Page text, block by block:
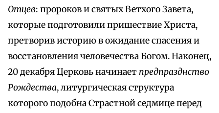
Отцев: пророков и святых Ветхого Завета,
которые подготовили пришествие Христа,
претворив историю в ожидание спасения и
восстановления человечества Богом. Наконец,
20 декабря Церковь начинает предпразднство
Рождества, литургическая структура
которого подобна Страстной седмице перед